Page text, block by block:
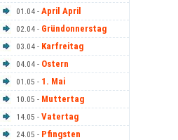
01.04 - April April
02.04 - Gründonnerstag
03.04 - Karfreitag
04.04 - Ostern
01.05 - 1. Mai
10.05 - Muttertag
14.05 - Vatertag
24.05 - Pfingsten